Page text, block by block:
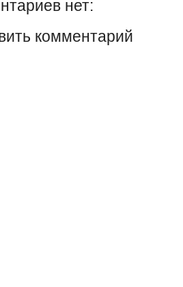
нет:
комментарий